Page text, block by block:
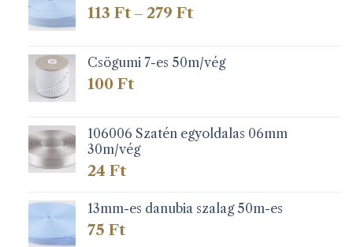
113 Ft – 279 FtÁrtartomány:
279 Ft
Csögumi 7-es 50m/vég
100 Ft
106006 Szatén egyoldalas 06mm
30m/vég
24 Ft
13mm-es danubia szalag 50m-es
75 Ft